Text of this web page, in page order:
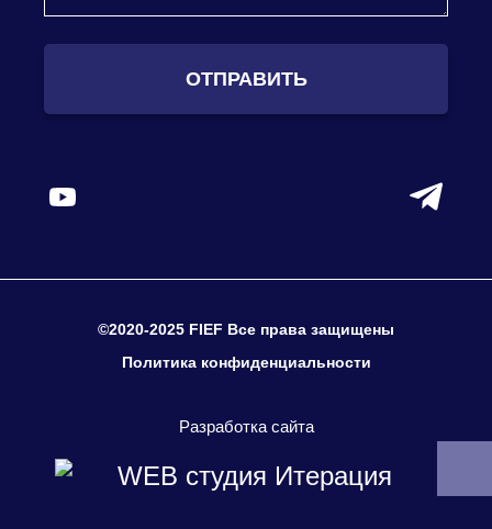
ОТПРАВИТЬ
©2020-2025 FIEF Все права защищены
Политика конфиденциальности
Разработка сайта